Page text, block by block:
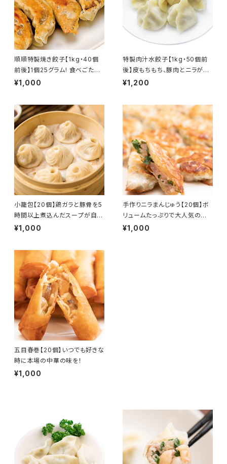
順順特製焼き餃子【1kg・40個
前後】1個25グラム! 食べごたえ
たっぷり!
¥1,000
特製肉汁水餃子【1kg・50個前
後】皮もちもち、豚肉とニラがた
っぷり！
¥1,200
小籠包【20個】鶏ガラと豚骨を5
時間以上煮込んだスープが自
慢！
¥1,000
手作りニラまんじゅう【20個】ボ
リュームたっぷりで大人気の商
品です！
¥1,000
五目春巻【20個】いつでも好きな
時に本場の中華の味を！
¥1,000